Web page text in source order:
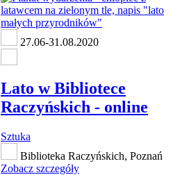
27.06-31.08.2020
Lato w Bibliotece
Raczyńskich - online
Sztuka
Biblioteka Raczyńskich, Poznań
Zobacz szczegóły